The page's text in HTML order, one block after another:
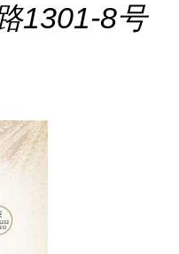
1301-8号